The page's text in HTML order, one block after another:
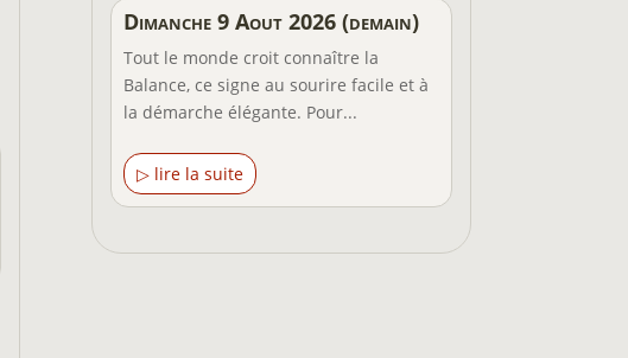
Dimanche 9 Aout 2026 (demain)
Tout le monde croit connaître la
Balance, ce signe au sourire facile et à
la démarche élégante. Pour...
▷ lire la suite